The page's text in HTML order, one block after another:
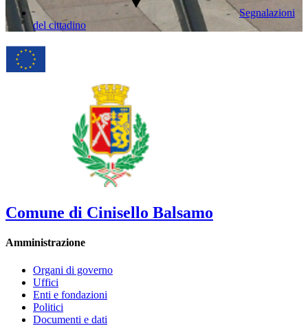
Segnalazioni
del cittadino
Comune di Cinisello Balsamo
Amministrazione
Organi di governo
Uffici
Enti e fondazioni
Politici
Documenti e dati